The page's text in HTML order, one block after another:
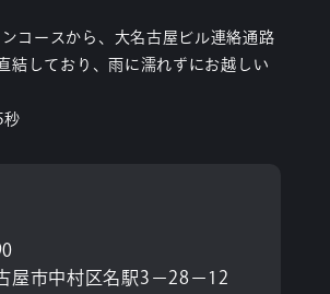
コースから、大名古屋ビル連絡通路
結しており、雨に濡れずにお越しい
秒
屋市中村区名駅3−28−12